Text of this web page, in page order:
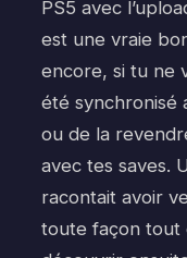
PS5 avec
est une vraie
encore, si tu ne
été synchronisé
ou de la
avec tes saves.
racontait avoir
toute façon tout